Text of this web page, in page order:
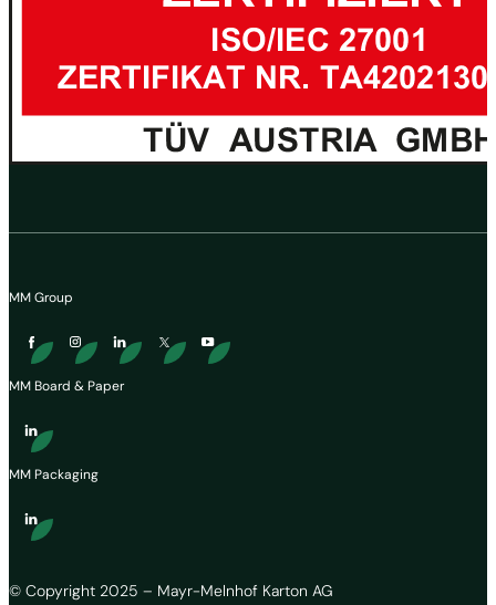
© Copyright 2025 – Mayr-Melnhof Karton AG
MM Group
MM Board & Paper
MM Packaging